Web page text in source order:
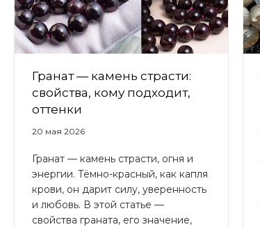
Гранат — камень страсти:
свойства, кому подходит,
оттенки
20 мая 2026
Гранат — камень страсти, огня и
энергии. Тёмно-красный, как капля
крови, он дарит силу, уверенность
и любовь. В этой статье —
свойства граната, его значение,